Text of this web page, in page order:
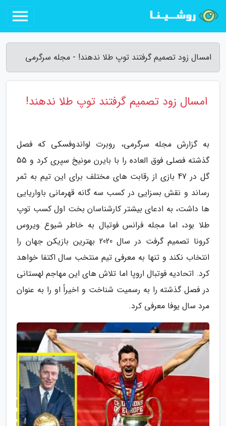
امسال زود تصمیم گرفتند توپ طلا ندهند! - مجله سرگرمی
امسال زود تصمیم گرفتند توپ طلا ندهند!
به گزارش مجله سرگرمی، روبرت لواندوفسکی که فصل
گذشته فصلی فوق العاده را با بایرن مونیخ سپری کرد و 55
گل در 47 بازی از رقابت های مختلف برای این تیم به ثمر
رساند و نقش بسزایی در کسب سه گانه قهرمانی باواریایی
ها داشت، به ادعای بیشتر کارشناسان بخت اول کسب توپ
طلا بود، اما مجله فرانس فوتبال به خاطر شیوع ویروس
کرونا تصمیم گرفت در سال 2020 بهترین بازیکن جهان را
انتخاب نکند و تنها به معرفی تیم منتخب سال اکتفا خواهد
کرد. اتحادیه فوتبال اروپا اما تلاش های این مهاجم لهستانی
در فصل گذشته را به رسمیت شناخت و اخیراً او را به عنوان
مرد سال یوفا معرفی کرد.